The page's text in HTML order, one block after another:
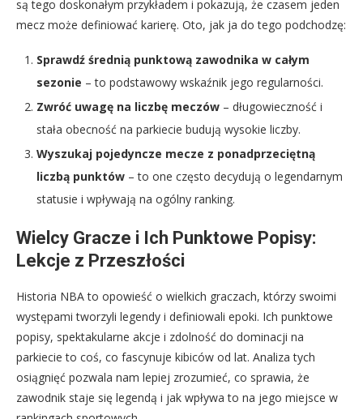
są tego doskonałym przykładem i pokazują, że czasem jeden
mecz może definiować karierę. Oto, jak ja do tego podchodzę:
Sprawdź średnią punktową zawodnika w całym
sezonie – to podstawowy wskaźnik jego regularności.
Zwróć uwagę na liczbę meczów – długowieczność i
stała obecność na parkiecie budują wysokie liczby.
Wyszukaj pojedyncze mecze z ponadprzeciętną
liczbą punktów – to one często decydują o legendarnym
statusie i wpływają na ogólny ranking.
Wielcy Gracze i Ich Punktowe Popisy:
Lekcje z Przeszłości
Historia NBA to opowieść o wielkich graczach, którzy swoimi
występami tworzyli legendy i definiowali epoki. Ich punktowe
popisy, spektakularne akcje i zdolność do dominacji na
parkiecie to coś, co fascynuje kibiców od lat. Analiza tych
osiągnięć pozwala nam lepiej zrozumieć, co sprawia, że
zawodnik staje się legendą i jak wpływa to na jego miejsce w